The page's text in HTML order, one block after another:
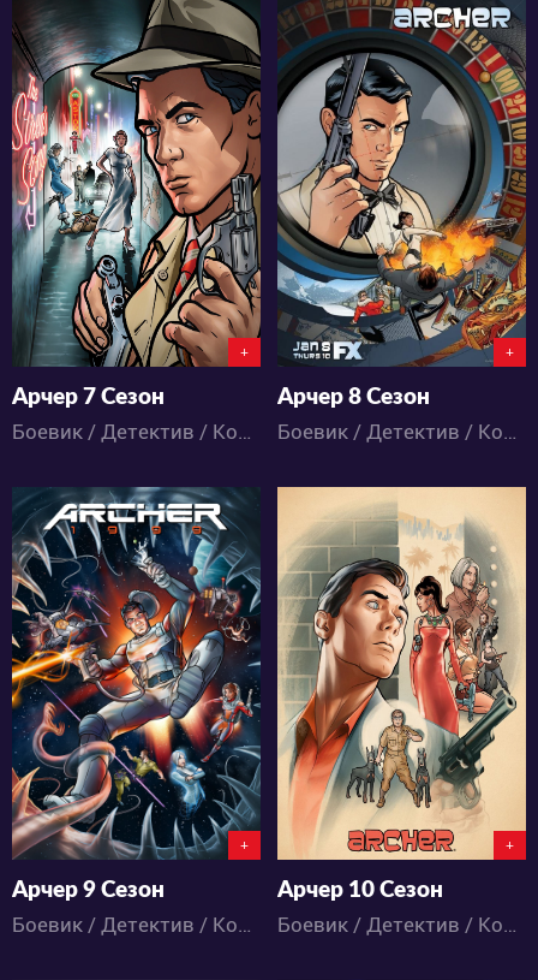
3059
0 0
+
Арчер 7 Сезон
Боевик / Детектив / Комедия / Мультфильмы
3325
0 0
+
Арчер 8 Сезон
Боевик / Детектив / Комедия / Мультфильмы
3177
0 0
+
Арчер 9 Сезон
Боевик / Детектив / Комедия / Мультфильмы
3857
1 1
+
Арчер 10 Сезон
Боевик / Детектив / Комедия / Мультфильмы